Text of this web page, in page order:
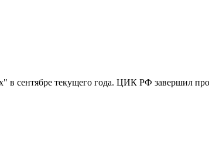
в сентябре текущего года. ЦИК РФ завершил